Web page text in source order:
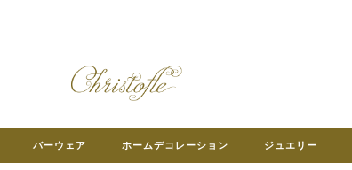
バーウェア ホームデコレーション ジュエリー